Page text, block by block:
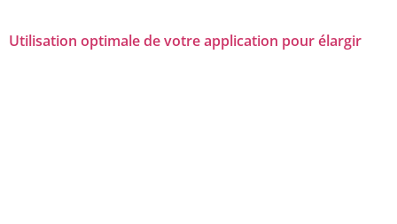
Utilisation optimale de votre application pour élargir